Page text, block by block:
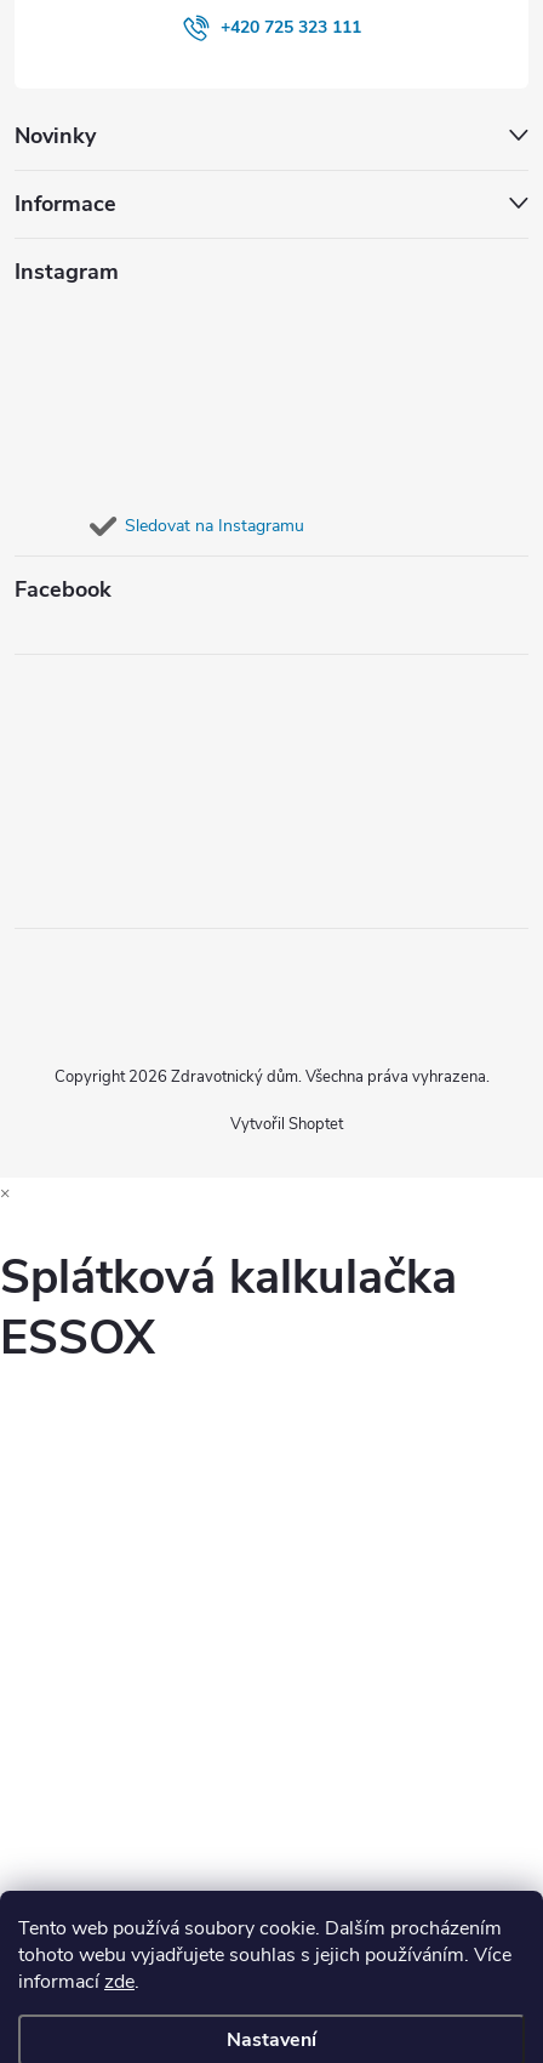
Tento web používá soubory cookie. Dalším procházením
tohoto webu vyjadřujete souhlas s jejich používáním. Více
informacízde.
Nastavení
Novinky
Informace
Instagram
Sledovat na Instagramu
Facebook
+420 725 323 111
Vytvořil Shoptet
Copyright 2026 Zdravotnický dům. Všechna práva vyhrazena.
×
Splátková kalkulačka
ESSOX